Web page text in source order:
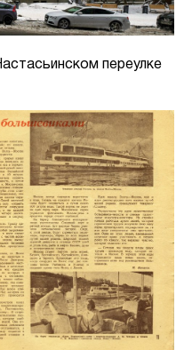
переулке